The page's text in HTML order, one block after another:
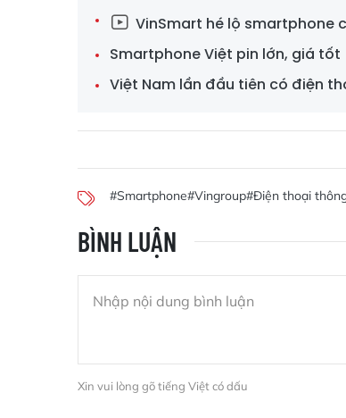
VinSmart hé lộ smartphone
Smartphone Việt pin lớn, giá tốt
Việt Nam lần đầu tiên có điện
#Smartphone#Vingroup#Điện thoại
BÌNH LUẬN
Xin vui lòng gõ tiếng Việt có dấu